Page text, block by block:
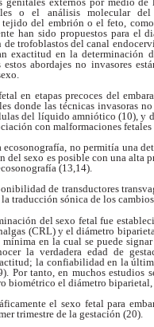
o el análisis molecular
tejidodel embrión o el feto,
han sido propuestos para el
de trofoblastos del canal
exactitud en la determinación
abordajes no invasores
en etapas precoces del
donde las técnicas invasoras
del líquido amniótico (10), y
con malformaciones fetales
ecosonografía, no permitía una
del sexo es posible con una alta
(13,14).
de transductores
la traducción sónica de los
del sexo fetal fue
(CRL) y el diámetro
en la cual se puede
la verdadera edad de
la confiabilidad en la
Por tanto, en muchosestudios
biométrico el diámetro
el sexo fetal para
trimestre de la gestación (20).